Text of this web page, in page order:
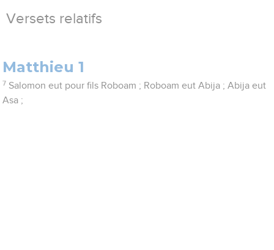
Versets relatifs
Matthieu 1
7 Salomon eut pour fils Roboam ; Roboam eut Abija ; Abija eut
Asa ;